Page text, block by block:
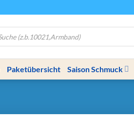
Paketübersicht Saison Schmuck